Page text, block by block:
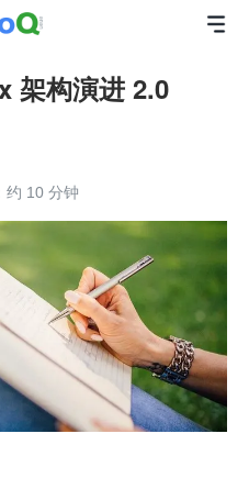
架构演进 2.0
约 10 分钟